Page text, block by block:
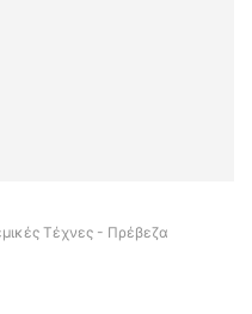
Τέχνες - Πρέβεζα